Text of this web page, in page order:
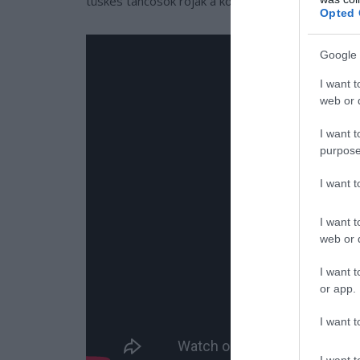
Opted
Google
I want
web or
I want
I want
I want
web or
I want
or app.
I want